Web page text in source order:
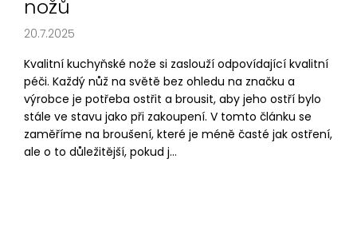
nožů
20.7.2025
Kvalitní kuchyňské nože si zaslouží odpovídající kvalitní
péči. Každý nůž na světě bez ohledu na značku a
výrobce je potřeba ostřit a brousit, aby jeho ostří bylo
stále ve stavu jako při zakoupení. V tomto článku se
zaměříme na broušení, které je méně časté jak ostření,
ale o to důležitější, pokud j...